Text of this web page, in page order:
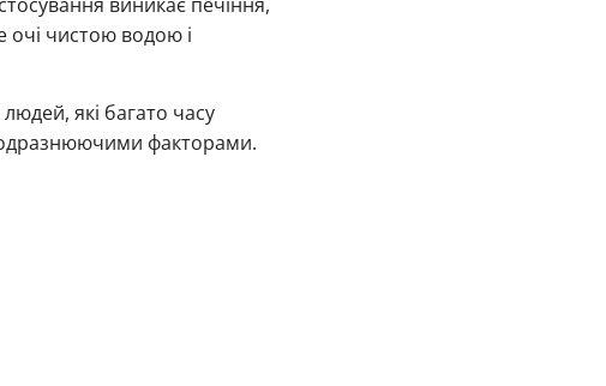
чистою водою і
які багато часу
факторами.